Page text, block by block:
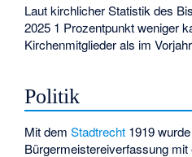
Laut kirchlicher Statistik des
2025 1 Prozentpunkt weniger
Kirchenmitglieder als im
Politik
Mit demStadtrecht 1919
Bürgermeistereiverfassung mit